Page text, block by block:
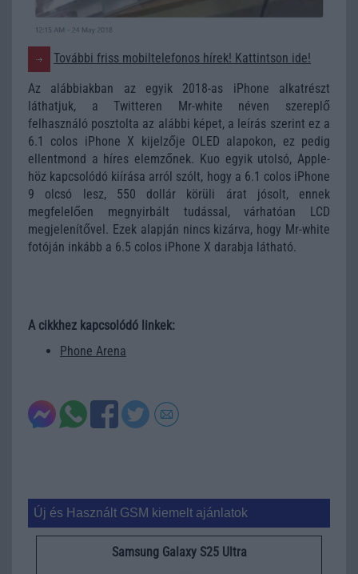
További friss mobiltelefonos hírek! Kattintson ide!
Az alábbiakban az egyik 2018-as iPhone alkatrészt
láthatjuk, a Twitteren Mr-white néven szereplő
felhasználó posztolta az alábbi képet, a leírás szerint ez a
6.1 colos iPhone X kijelzője OLED alapokon, ez pedig
ellentmond a híres elemzőnek. Kuo egyik utolsó, Apple-
höz kapcsolódó kiírása arról szólt, hogy a 6.1 colos iPhone
9 olcsó lesz, 550 dollár körüli árat jósolt, ennek
megfelelően megnyirbált tudással, várhatóan LCD
megjelenítővel. Ezek alapján nincs kizárva, hogy Mr-white
fotóján inkább a 6.5 colos iPhone X darabja látható.
A cikkhez kapcsolódó linkek:
Phone Arena
Új és Használt GSM kiemelt ajánlatok
Samsung Galaxy S25 Ultra